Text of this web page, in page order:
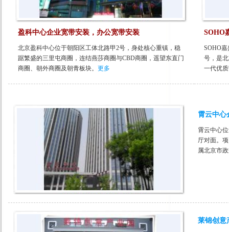
盈科中心企业宽带安装，办公宽带安装
北京盈科中心位于朝阳区工体北路甲2号，身处核心重镇，稳
踞繁盛的三里屯商圈，连结燕莎商圈与CBD商圈，遥望东直门
商圈、朝外商圈及朝青板块。 更多
SOHO
SOHO嘉
号，是
一代优
霄云中心
霄云中心
厅对面。
属北京市
莱锦创意